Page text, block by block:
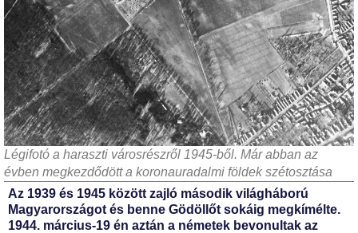
Légifotó a haraszti városrészről 1945-ből. Már abban az
évben megkezdődött a koronauradalmi földek szétosztása
Az 1939 és 1945 között zajló második világháború
Magyarországot és benne Gödöllőt sokáig megkímélte.
1944. március-19 én aztán a németek bevonultak az